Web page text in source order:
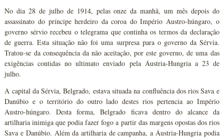
No dia 28 de julho de 1914, pelas onze da manhã, um mês depois do
assassinato do príncipe herdeiro da coroa do Império Austro-húngaro, o
governo sérvio recebeu o telegrama que continha os termos da declaração
de guerra. Esta situação não foi uma surpresa para o governo da Sérvia.
Tratou-se da consequência da não aceitação, por este governo, de uma das
exigências contidas no ultimato enviado pela Áustria-Hungria a 23 de
julho.
A capital da Sérvia, Belgrado, estava situada na confluência dos rios Sava e
Danúbio e o território do outro lado destes rios pertencia ao Império
Austro-húngaro. Desta forma, Belgrado ficava dentro do alcance da
artilharia inimiga que podia fazer fogo a partir das margens opostas dos rios
Sava e Danúbio. Além da artilharia de campanha, a Áustria-Hungria podia